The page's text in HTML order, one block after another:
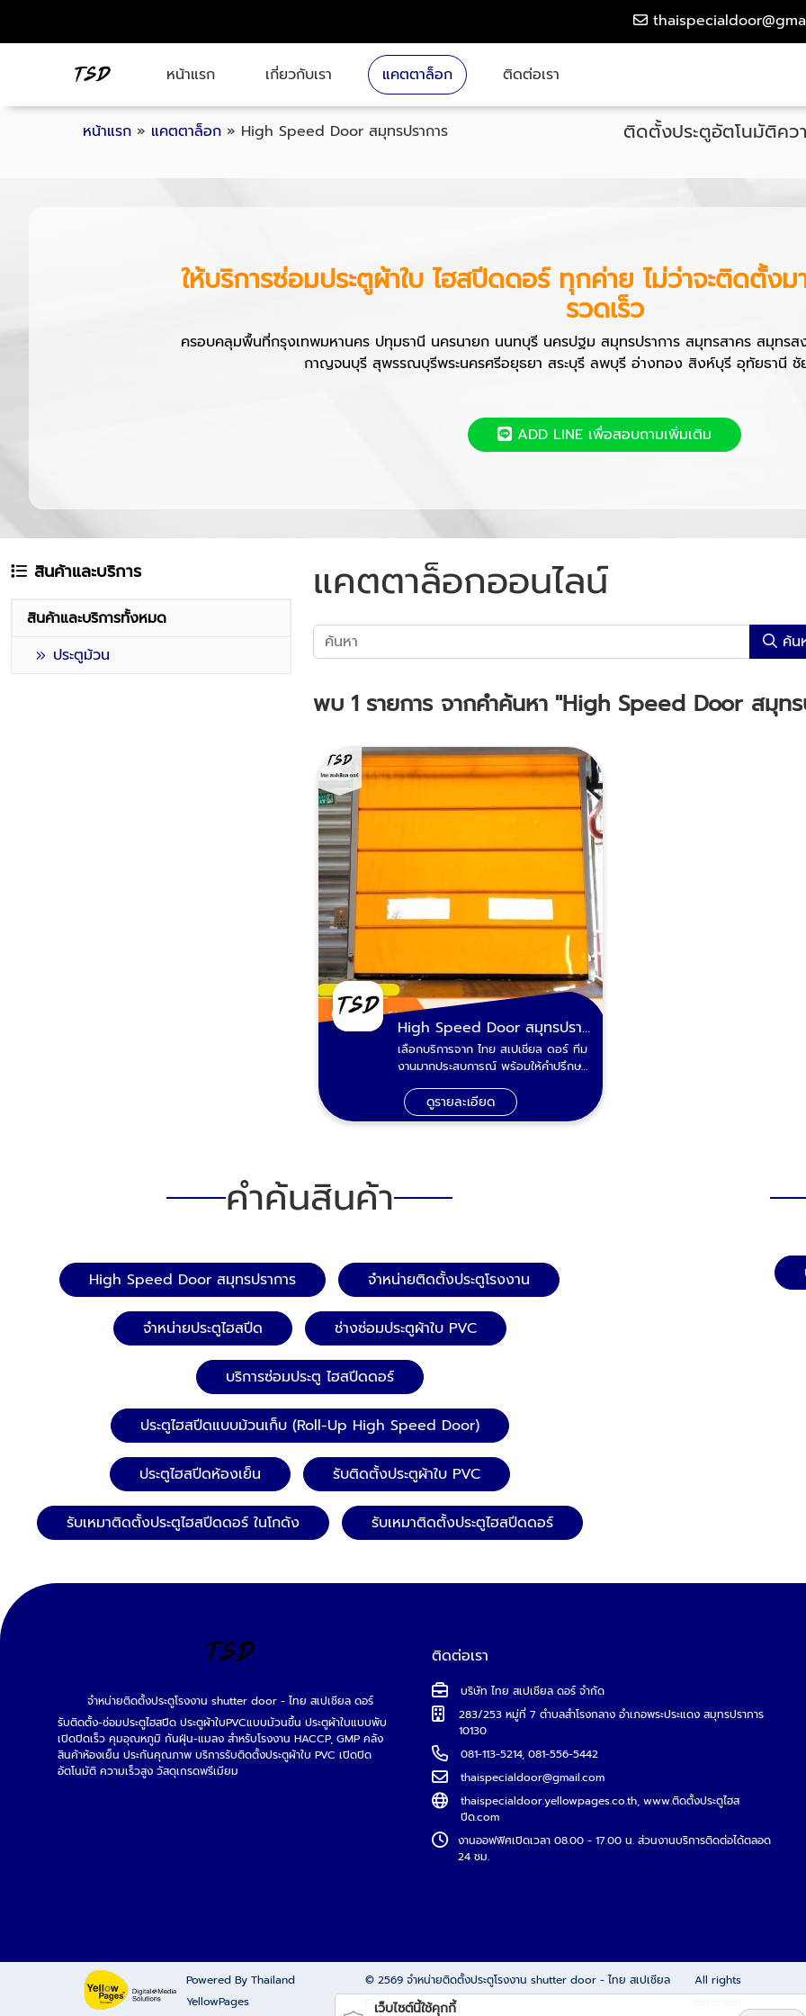
หน้าแรก เกี่ยวกับเรา แคตตาล็อก ติดต่อเรา
หน้าแรก » แคตตาล็อก » High Speed Door สมุทรปราการ
ติดตั้งประตูอัตโนมัติคว
ให้บริการซ่อมประตูผ้าใบ ไฮสปีดดอร์ ทุกค่าย ไม่ว่าจะติดตั้ง
รวดเร็ว
ครอบคลุมพื้นที่กรุงเทพมหานคร ปทุมธานี นครนายก นนทบุรี นครปฐม สมุทรปราการ สมุทรสาคร สมุทรส
กาญจนบุรี สุพรรณบุรีพระนครศรีอยุธยา สระบุรี ลพบุรี อ่างทอง สิงห์บุรี อุทัยธานี ชั
ADD LINE เพื่อสอบถามเพิ่มเติม
สินค้าและบริการ
สินค้าและบริการทั้งหมด
ประตูม้วน
แคตตาล็อกออนไลน์
ค้น
พบ 1 รายการ จากคำค้นหา "High Speed Door สมุทร
High Speed Door สมุทรปราการ
เลือกบริการจาก ไทย สเปเชียล ดอร์ ทีม
งานมากประสบการณ์ พร้อมให้คำปรึกษา
ดูรายละเอียด
คำค้นสินค้า
High Speed Door สมุทรปราการ จำหน่ายติดตั้งประตูโรงงาน
จำหน่ายประตูไฮสปีด ช่างซ่อมประตูผ้าใบ PVC
บริการซ่อมประตู ไฮสปีดดอร์
ประตูไฮสปีดแบบม้วนเก็บ (Roll-Up High Speed Door)
ประตูไฮสปีดห้องเย็น รับติดตั้งประตูผ้าใบ PVC
รับเหมาติดตั้งประตูไฮสปีดดอร์ ในโกดัง รับเหมาติดตั้งประตูไฮสปีดดอร์
จำหน่ายติดตั้งประตูโรงงาน shutter door - ไทย สเปเชียล ดอร์
รับติดตั้ง-ซ่อมประตูไฮสปีด ประตูผ้าใบPVCแบบม้วนขึ้น ประตูผ้าใบแบบพับ
เปิดปิดเร็ว คุมอุณหภูมิ กันฝุ่น-แมลง สำหรับโรงงาน HACCP, GMP คลัง
สินค้าห้องเย็น ประกันคุณภาพ บริการรับติดตั้งประตูผ้าใบ PVC เปิดปิด
อัตโนมัติ ความเร็วสูง วัสดุเกรดพรีเมียม
ติดต่อเรา
บริษัท ไทย สเปเชียล ดอร์ จำกัด
283/253 หมู่ที่ 7 ตำบลสำโรงกลาง อำเภอพระประแดง สมุทรปราการ
10130
081-113-5214, 081-556-5442
thaispecialdoor@gmail.com
thaispecialdoor.yellowpages.co.th, www.ติดตั้งประตูไฮส
ปีด.com
งานออฟฟิศเปิดเวลา 08.00 - 17.00 น. ส่วนงานบริการติดต่อได้ตลอด
24 ชม.
Powered By Thailand
YellowPages
© 2569จำหน่ายติดตั้งประตูโรงงาน shutter door - ไทย สเปเชียล
ดอร์
All rights
เว็บไซต์นี้ใช้คุกกี้